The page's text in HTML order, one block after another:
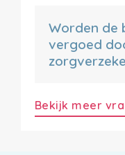
Worden de
vergoed
Bekijk meer